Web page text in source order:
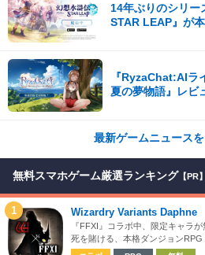
14年ぶりのシリー
STAR LEAP』が
『RyzaChat:AIラ
夏の夢物語』レビ
最新ゲームニュース
無料スマホゲーム厳選ランキング 【PR】
1 Wizardry Variants Daphne
『FFXI』コラボ中、限定キャラ
死を賭ける、本格ダンジョンRPG